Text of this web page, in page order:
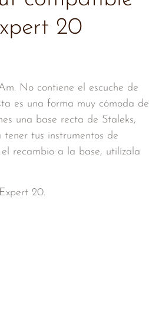
20
No contiene el escuche de
es una forma muy cómoda de
una base recta de Staleks,
tener tus instrumentos de
recambio a la base, utilízala
20.